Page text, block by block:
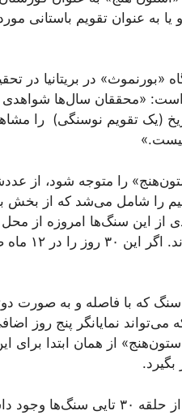
به عنوان تقویم باستانی
«بورنموث» در بریتانیا در
است: «محققان سال‌ها شواهدی
(یک تقویم نوسنگی) را
را متوجه شود،
از این سنگ‌ها امروزه از
از همان ابتدا برای
علاوه بر این، چهار «سنگ پایگاهی» نیز